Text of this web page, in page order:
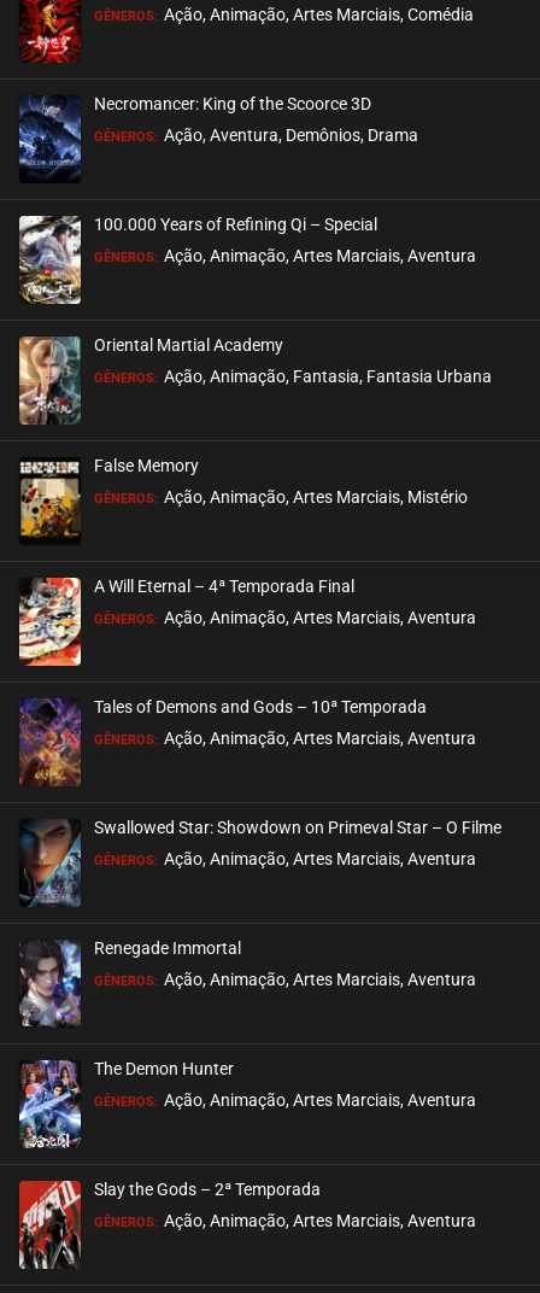
GÊNEROS: Ação, Animação, Artes Marciais, Comédia
Necromancer: King of the Scoorce 3D
GÊNEROS: Ação, Aventura, Demônios, Drama
100.000 Years of Refining Qi – Special
GÊNEROS: Ação, Animação, Artes Marciais, Aventura
Oriental Martial Academy
GÊNEROS: Ação, Animação, Fantasia, Fantasia Urbana
False Memory
GÊNEROS: Ação, Animação, Artes Marciais, Mistério
A Will Eternal – 4ª Temporada Final
GÊNEROS: Ação, Animação, Artes Marciais, Aventura
Tales of Demons and Gods – 10ª Temporada
GÊNEROS: Ação, Animação, Artes Marciais, Aventura
Swallowed Star: Showdown on Primeval Star – O Filme
GÊNEROS: Ação, Animação, Artes Marciais, Aventura
Renegade Immortal
GÊNEROS: Ação, Animação, Artes Marciais, Aventura
The Demon Hunter
GÊNEROS: Ação, Animação, Artes Marciais, Aventura
Slay the Gods – 2ª Temporada
GÊNEROS: Ação, Animação, Artes Marciais, Aventura